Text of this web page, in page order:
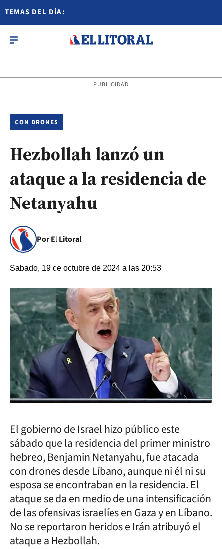
TEMAS DEL DÍA:
PUBLICIDAD
CON DRONES
Hezbollah lanzó un
ataque a la residencia de
Netanyahu
Por El Litoral
Sabado, 19 de octubre de 2024 a las 20:53
El gobierno de Israel hizo público este
sábado que la residencia del primer ministro
hebreo, Benjamin Netanyahu, fue atacada
con drones desde Líbano, aunque ni él ni su
esposa se encontraban en la residencia. El
ataque se da en medio de una intensificación
de las ofensivas israelíes en Gaza y en Líbano.
No se reportaron heridos e Irán atribuyó el
ataque a Hezbollah.